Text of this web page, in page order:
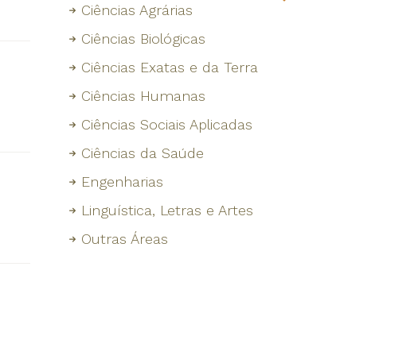
Ciências Agrárias
Ciências Biológicas
Ciências Exatas e da Terra
Ciências Humanas
Ciências Sociais Aplicadas
Ciências da Saúde
Engenharias
Linguística, Letras e Artes
Outras Áreas